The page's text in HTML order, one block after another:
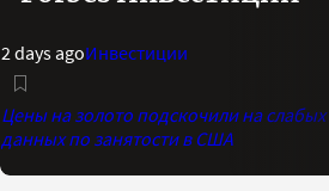
2 days agoИнвестиции
Цены на золото подскочили на слабых
данных по занятости в США